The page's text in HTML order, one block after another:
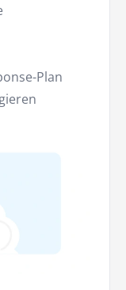
Plan